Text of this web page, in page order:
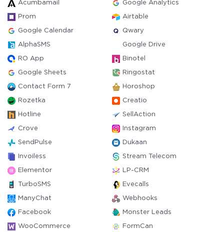
Acumbamail Google Analytics
Prom Airtable
Google Calendar Qwary
AlphaSMS Google Drive
RO App Binotel
Google Sheets Ringostat
Contact Form 7 Horoshop
Rozetka Creatio
Hotline SellAction
Crove Instagram
SendPulse Dukaan
Invoiless Stream Telecom
Elementor LP-CRM
TurboSMS Evecalls
ManyChat Webhooks
Facebook Monster Leads
WooCommerce FormCan